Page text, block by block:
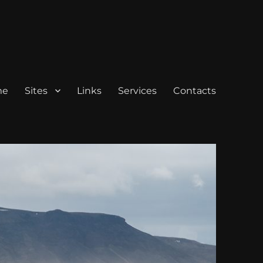
Sites Links Services Contacts